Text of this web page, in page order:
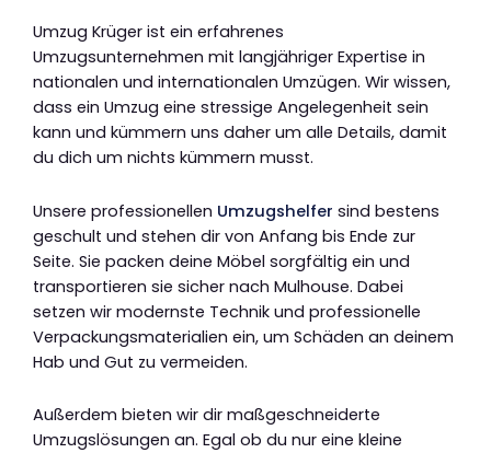
Umzug Krüger ist ein erfahrenes
Umzugsunternehmen mit langjähriger Expertise in
nationalen und internationalen Umzügen. Wir wissen,
dass ein Umzug eine stressige Angelegenheit sein
kann und kümmern uns daher um alle Details, damit
du dich um nichts kümmern musst.
Unsere professionellen Umzugshelfer sind bestens
geschult und stehen dir von Anfang bis Ende zur
Seite. Sie packen deine Möbel sorgfältig ein und
transportieren sie sicher nach Mulhouse. Dabei
setzen wir modernste Technik und professionelle
Verpackungsmaterialien ein, um Schäden an deinem
Hab und Gut zu vermeiden.
Außerdem bieten wir dir maßgeschneiderte
Umzugslösungen an. Egal ob du nur eine kleine